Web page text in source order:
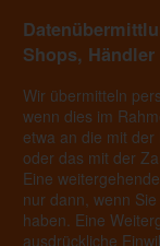
Shops,
Wir übermitteln
wenn dies im
etwa an die mit
oder das mit der
Eine
nur dann, wenn
haben. Eine
ausdrückliche